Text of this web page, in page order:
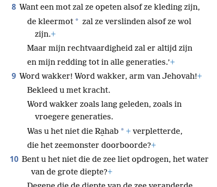
8 Want een mot zal ze opeten alsof ze kleding zijn,
de kleermot * zal ze verslinden alsof ze wol
zijn.+
Maar mijn rechtvaardigheid zal er altijd zijn
en mijn redding tot in alle generaties.’+
9 Word wakker! Word wakker, arm van Jehovah!+
Bekleed u met kracht.
Word wakker zoals lang geleden, zoals in
vroegere generaties.
Was u het niet die Ra̱hab * + verpletterde,
die het zeemonster doorboorde?+
10 Bent u het niet die de zee liet opdrogen, het water
van de grote diepte?+